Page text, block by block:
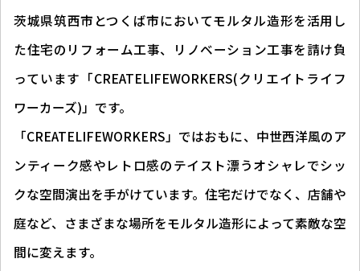
茨城県筑西市とつくば市においてモルタル造形を活用し
た住宅のリフォーム工事、リノベーション工事を請け負
っています「CREATELIFEWORKERS(クリエイトライフ
ワーカーズ)」です。
「CREATELIFEWORKERS」ではおもに、中世西洋風のア
ンティーク感やレトロ感のテイスト漂うオシャレでシッ
クな空間演出を手がけています。住宅だけでなく、店舗や
庭など、さまざまな場所をモルタル造形によって素敵な空
間に変えます。